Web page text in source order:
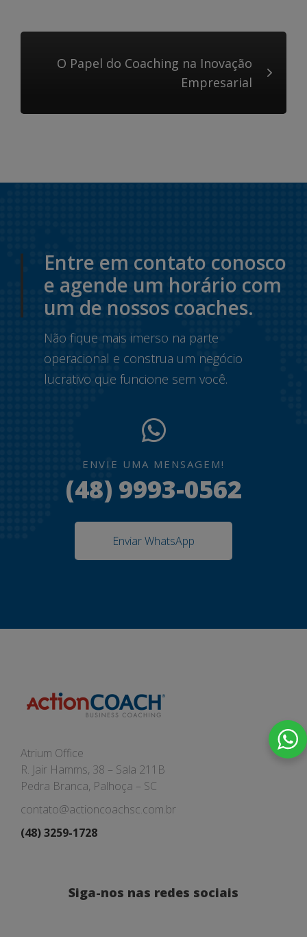
O Papel do Coaching na Inovação
Empresarial
Entre em contato conosco
e agende um horário com
um de nossos coaches.
Não fique mais imerso na parte
operacional e construa um negócio
lucrativo que funcione sem você.
ENVIE UMA MENSAGEM!
(48) 9993-0562
Enviar WhatsApp
Atrium Office
R. Jair Hamms, 38 – Sala 211B
Pedra Branca, Palhoça – SC
contato@actioncoachsc.com.br
(48) 3259-1728
Siga-nos nas redes sociais